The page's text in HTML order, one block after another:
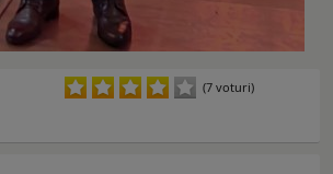
(7 voturi)